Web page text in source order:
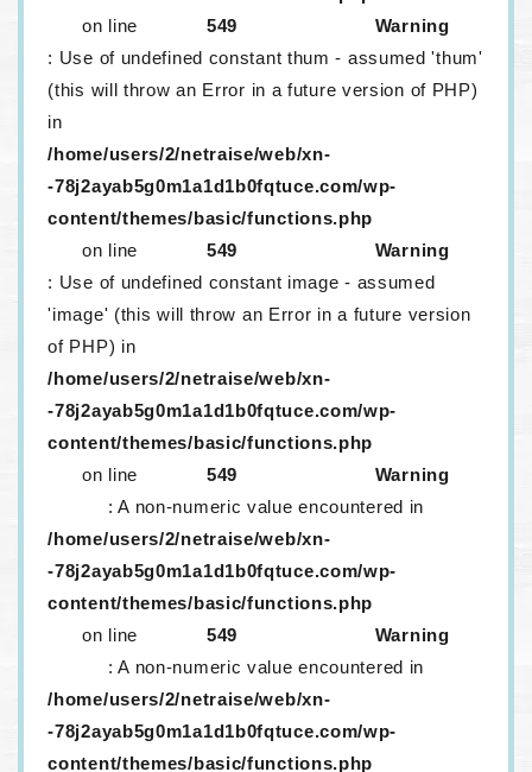
on line
549
Warning
: Use of undefined constant thum - assumed 'thum'
(this will throw an Error in a future version of PHP)
in
/home/users/2/netraise/web/xn-
-78j2ayab5g0m1a1d1b0fqtuce.com/wp-
content/themes/basic/functions.php
on line
549
Warning
: Use of undefined constant image - assumed
'image' (this will throw an Error in a future version
of PHP) in
/home/users/2/netraise/web/xn-
-78j2ayab5g0m1a1d1b0fqtuce.com/wp-
content/themes/basic/functions.php
on line
549
Warning
: A non-numeric value encountered in
/home/users/2/netraise/web/xn-
-78j2ayab5g0m1a1d1b0fqtuce.com/wp-
content/themes/basic/functions.php
on line
549
Warning
: A non-numeric value encountered in
/home/users/2/netraise/web/xn-
-78j2ayab5g0m1a1d1b0fqtuce.com/wp-
content/themes/basic/functions.php